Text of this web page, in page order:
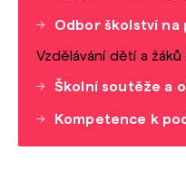
Odbor školství
Vzdělávání dětí a
Školní soutěže a
Kompetence k